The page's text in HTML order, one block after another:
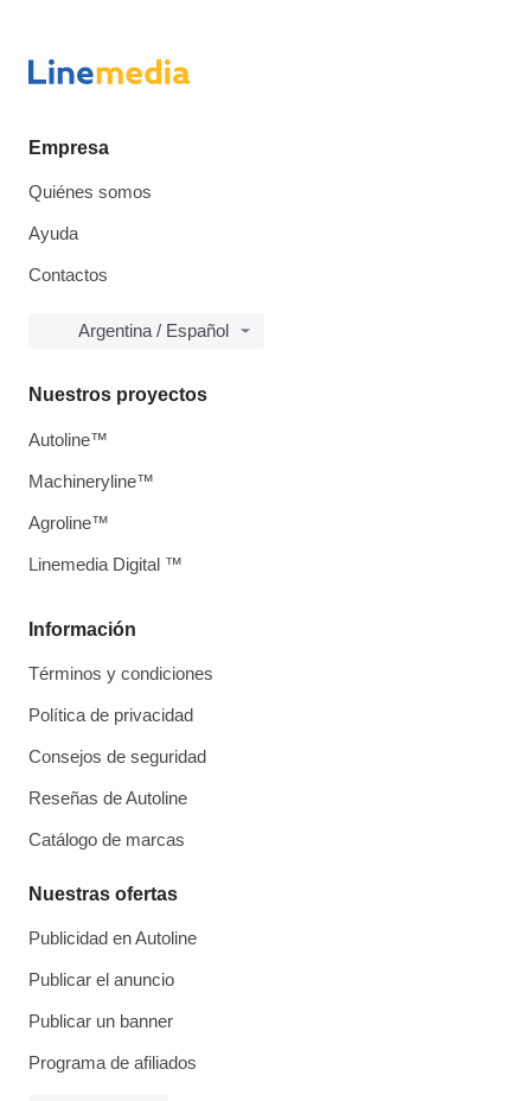
Empresa
Quiénes somos
Ayuda
Contactos
Argentina / Español
Información
Términos y condiciones
Política de privacidad
Consejos de seguridad
Reseñas de Autoline
Catálogo de marcas
Nuestras ofertas
Publicidad en Autoline
Publicar el anuncio
Publicar un banner
Programa de afiliados
Nuestros proyectos
Autoline™
Machineryline™
Agroline™
Linemedia Digital ™